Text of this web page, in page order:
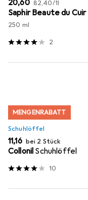
EUR
20,60 82,40/1l
Saphir Beaute du Cuir
250 ml
2
MENGENRABATT
Schuhlöffel
EUR
11,16 bei 2 Stück
Collonil Schuhlöffel
10